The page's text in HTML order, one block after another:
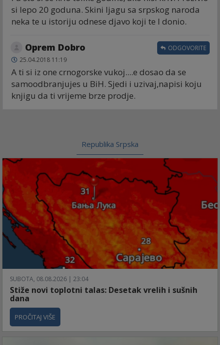
si lepo 20 goduna. Skini ljagu sa srpskog naroda
neka te u istoriju odnese djavo koji te I donio.
Oprem Dobro
25.04.2018 11:19
A ti si iz one crnogorske vukoj....e dosao da se
samoodbranjujes u BiH. Sjedi i uzivaj,napisi koju
knjigu da ti vrijeme brze prodje.
ODGOVORITE
Republika Srpska
SUBOTA, 08.08.2026 | 23:04
Stiže novi toplotni talas: Desetak vrelih i sušnih
dana
PROČITAJ VIŠE